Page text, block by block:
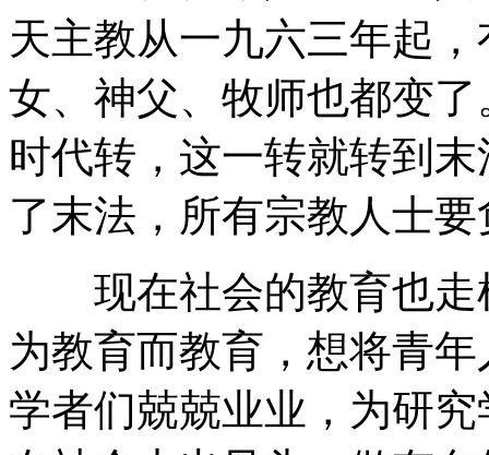
天主教从一九六三年起
女、神父、牧师也都变
时代转，这一转就转到
了末法，所有宗教人士
现在社会的教育也走
为教育而教育，想将青
学者们兢兢业业，为研